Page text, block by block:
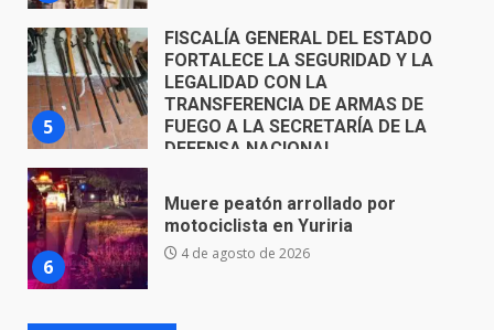
5 de agosto de 2026
6
Muere peatón arrollado por
motociclista en Yuriria
4 de agosto de 2026
7
Valle de Santiago despide a
José Antonio Villanueva
Cárdenas, “El Puma”
3 de agosto de 2026